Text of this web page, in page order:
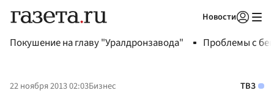
Новости
Покушение на главу "Уралдронзавода" Проблемы с
22 ноября 2013 02:03Бизнес ТВЗ